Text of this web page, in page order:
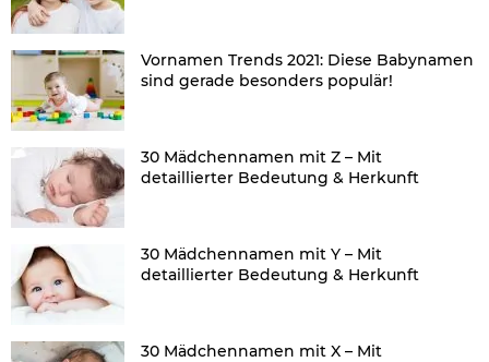
Vornamen Trends 2021: Diese Babynamen
sind gerade besonders populär!
30 Mädchennamen mit Z – Mit
detaillierter Bedeutung & Herkunft
30 Mädchennamen mit Y – Mit
detaillierter Bedeutung & Herkunft
30 Mädchennamen mit X – Mit